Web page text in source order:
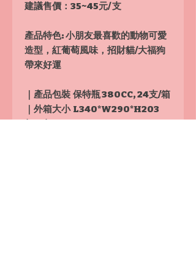
建議售價： 35~45元/ 支
產品特色: 小朋友最喜歡的動物可愛
造型，紅葡萄風味，招財貓/大福狗
帶來好運
｜產品包裝 保特瓶 380CC, 24支/箱
｜外箱大小 L340*W290*H203